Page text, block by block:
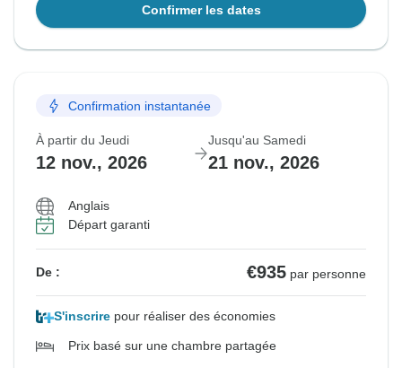
Confirmer les dates
Confirmation instantanée
À partir du Jeudi
12 nov., 2026
Jusqu'au Samedi
21 nov., 2026
Anglais
Départ garanti
De : €935 par personne
S'inscrire pour réaliser des économies
Prix basé sur une chambre partagée